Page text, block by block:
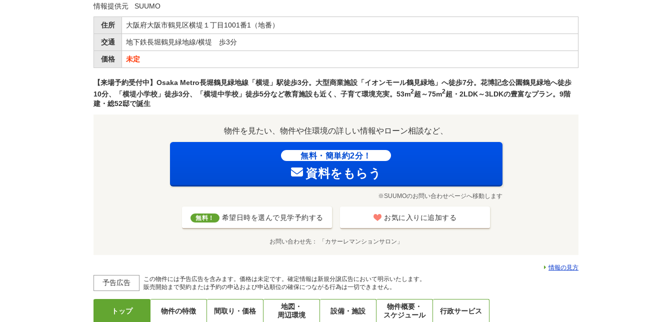
情報提供元 SUUMO
住所 大阪府大阪市鶴見区横堤１丁目1001番1（地番）
交通 地下鉄長堀鶴見緑地線/横堤 歩3分
価格 未定
【来場予約受付中】Osaka Metro長堀鶴見緑地線「横堤」駅徒歩3分。大型商業施設「イオンモール鶴見緑地」へ徒歩7分。花博記念公園鶴見緑地へ徒歩
10分、「横堤小学校」徒歩3分、「横堤中学校」徒歩5分など教育施設も近く、子育て環境充実。53m2超～75m2超・2LDK～3LDKの豊富なプラン。9階
建・総52邸で誕生
物件を見たい、物件や住環境の詳しい情報やローン相談など、
無料・簡単約2分！
資料をもらう
※SUUMOのお問い合わせページへ移動します
無料！ 希望日時を選んで見学予約する お気に入りに追加する
お問い合わせ先 「カサーレマンションサロン」
情報の見方
予告広告
この物件には予告広告を含みます。価格は未定です。確定情報は新規分譲広告において明示いたします。
販売開始まで契約または予約の申込および申込順位の確保につながる行為は一切できません。
トップ 物件の特徴 間取り・価格
地図・
周辺環境
設備・施設
物件概要・
スケジュール
行政サービス